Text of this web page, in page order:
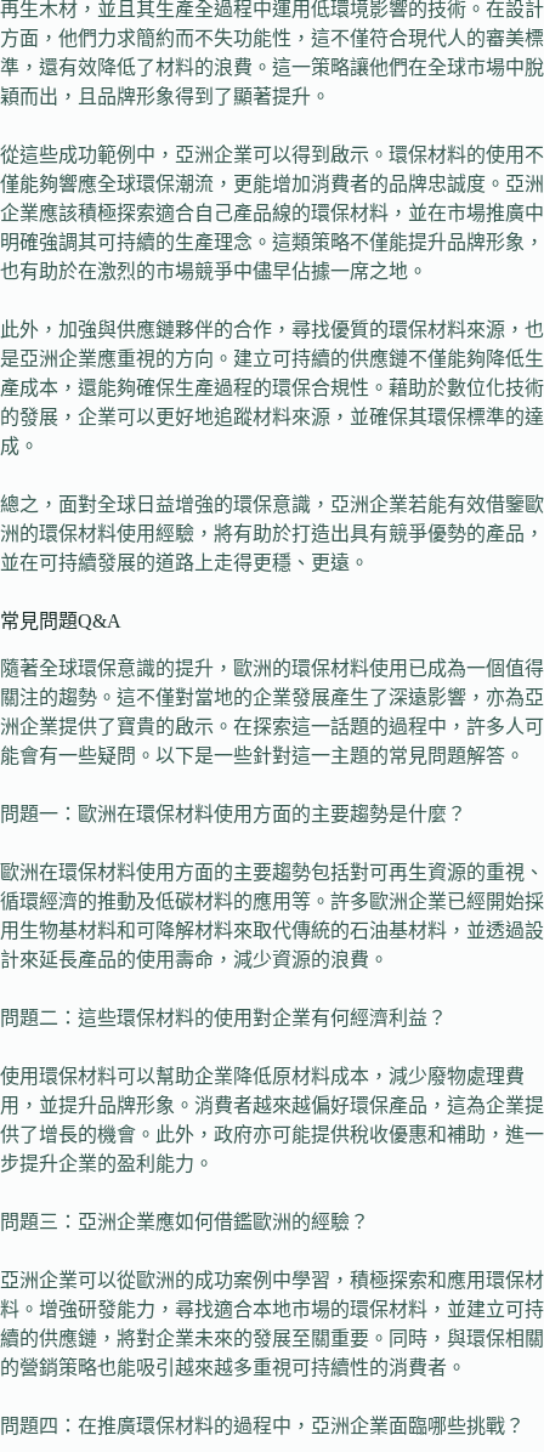
再生木材，並且其生產全過程中運用低環境影響的技術。在設計
方面，他們力求簡約而不失功能性，這不僅符合現代人的審美標
準，還有效降低了材料的浪費。這一策略讓他們在全球市場中脫
穎而出，且品牌形象得到了顯著提升。
從這些成功範例中，亞洲企業可以得到啟示。環保材料的使用不
僅能夠響應全球環保潮流，更能增加消費者的品牌忠誠度。亞洲
企業應該積極探索適合自己產品線的環保材料，並在市場推廣中
明確強調其可持續的生產理念。這類策略不僅能提升品牌形象，
也有助於在激烈的市場競爭中儘早佔據一席之地。
此外，加強與供應鏈夥伴的合作，尋找優質的環保材料來源，也
是亞洲企業應重視的方向。建立可持續的供應鏈不僅能夠降低生
產成本，還能夠確保生產過程的環保合規性。藉助於數位化技術
的發展，企業可以更好地追蹤材料來源，並確保其環保標準的達
成。
總之，面對全球日益增強的環保意識，亞洲企業若能有效借鑒歐
洲的環保材料使用經驗，將有助於打造出具有競爭優勢的產品，
並在可持續發展的道路上走得更穩、更遠。
常見問題Q&A
隨著全球環保意識的提升，歐洲的環保材料使用已成為一個值得
關注的趨勢。這不僅對當地的企業發展產生了深遠影響，亦為亞
洲企業提供了寶貴的啟示。在探索這一話題的過程中，許多人可
能會有一些疑問。以下是一些針對這一主題的常見問題解答。
問題一：歐洲在環保材料使用方面的主要趨勢是什麼？
歐洲在環保材料使用方面的主要趨勢包括對可再生資源的重視、
循環經濟的推動及低碳材料的應用等。許多歐洲企業已經開始採
用生物基材料和可降解材料來取代傳統的石油基材料，並透過設
計來延長產品的使用壽命，減少資源的浪費。
問題二：這些環保材料的使用對企業有何經濟利益？
使用環保材料可以幫助企業降低原材料成本，減少廢物處理費
用，並提升品牌形象。消費者越來越偏好環保產品，這為企業提
供了增長的機會。此外，政府亦可能提供稅收優惠和補助，進一
步提升企業的盈利能力。
問題三：亞洲企業應如何借鑑歐洲的經驗？
亞洲企業可以從歐洲的成功案例中學習，積極探索和應用環保材
料。增強研發能力，尋找適合本地市場的環保材料，並建立可持
續的供應鏈，將對企業未來的發展至關重要。同時，與環保相關
的營銷策略也能吸引越來越多重視可持續性的消費者。
問題四：在推廣環保材料的過程中，亞洲企業面臨哪些挑戰？